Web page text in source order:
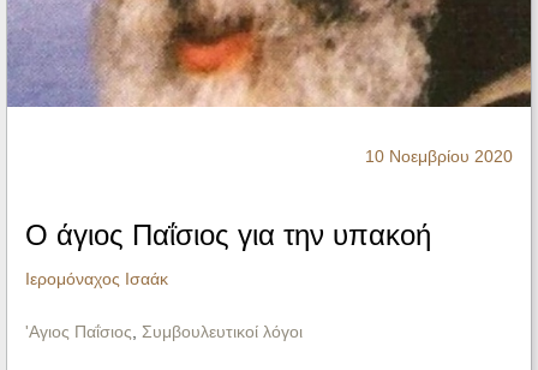
Ηχητικά
10 Νοεμβρίου 2020
Ο άγιος Παΐσιος για την υπακοή
Ιερομόναχος Ισαάκ
'Αγιος Παΐσιος, Συμβουλευτικοί λόγοι